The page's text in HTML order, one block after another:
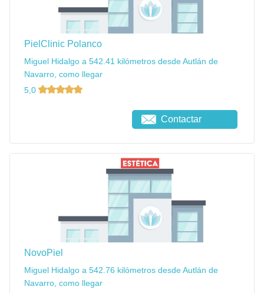
PielClinic Polanco
Miguel Hidalgo a 542.41 kilómetros desde Autlán de
Navarro, como llegar
5,0
Contactar
NovoPiel
Miguel Hidalgo a 542.76 kilómetros desde Autlán de
Navarro, como llegar